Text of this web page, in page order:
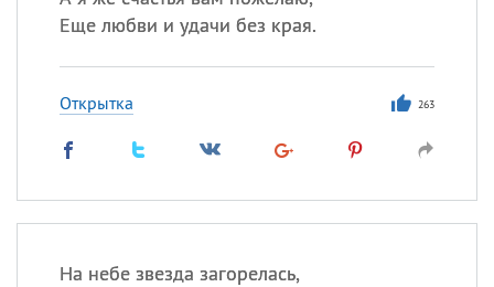
Еще любви и удачи без края.
Открытка 263
На небе звезда загорелась,
ИМЕНА
Все
Сегодня празднуют именины
Посмотреть значениеи